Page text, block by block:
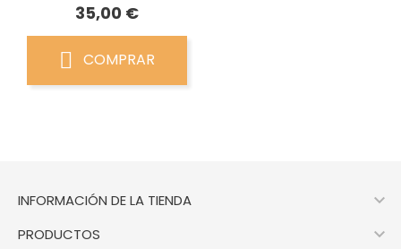
35,00 €Precio
COMPRAR
INFORMACIÓN DE LA TIENDA 
PRODUCTOS 